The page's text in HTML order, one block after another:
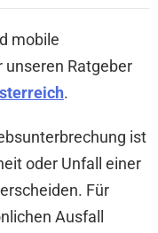
mobile
Ratgeber
.
ist
oder Unfall einer
Für
Ausfall